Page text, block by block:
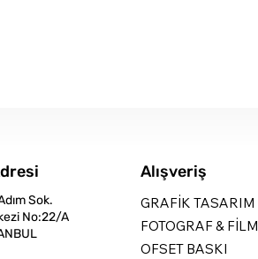
Alışveriş
GRAFİK TASARIM
FOTOGRAF & FİLM
OFSET BASKI
Sok.
No:22/A